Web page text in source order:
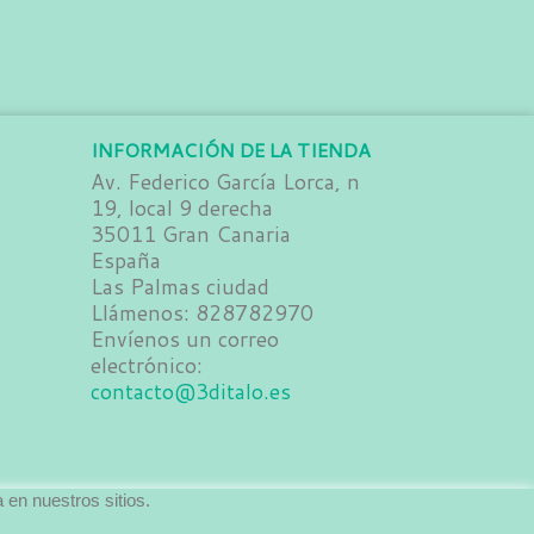
INFORMACIÓN DE LA TIENDA
Av. Federico García Lorca, n
19, local 9 derecha
35011 Gran Canaria
España
Las Palmas ciudad
Llámenos: 828782970
Envíenos un correo
electrónico:
contacto@3ditalo.es
en nuestros sitios.